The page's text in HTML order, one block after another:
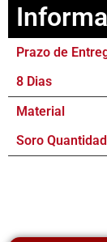
Prazo de
8 Dias
Material
Soro